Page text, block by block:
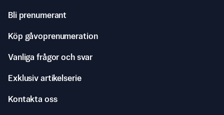
Bli prenumerant
Köp gåvoprenumeration
Vanliga frågor och svar
Exklusiv artikelserie
Kontakta oss